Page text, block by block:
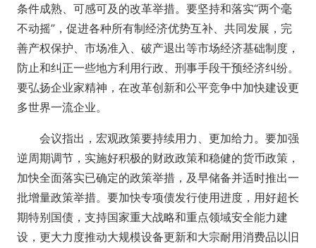
条件成熟、可感可及的改革举措。要坚持和落实“两个毫
不动摇”，促进各种所有制经济优势互补、共同发展，完
善产权保护、市场准入、破产退出等市场经济基础制度，
防止和纠正一些地方利用行政、刑事手段干预经济纠纷。
要弘扬企业家精神，在改革创新和公平竞争中加快建设更
多世界一流企业。
会议指出，宏观政策要持续用力、更加给力。要加强
逆周期调节，实施好积极的财政政策和稳健的货币政策，
加快全面落实已确定的政策举措，及早储备并适时推出一
批增量政策举措。要加快专项债发行使用进度，用好超长
期特别国债，支持国家重大战略和重点领域安全能力建
设，更大力度推动大规模设备更新和大宗耐用消费品以旧